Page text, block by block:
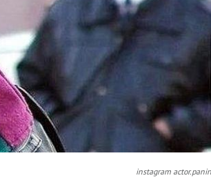
instagram actor.panin